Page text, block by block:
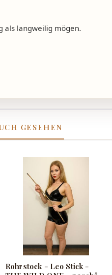
als langweilig mögen.
GESEHEN
Rohrstock - Leo Stick -